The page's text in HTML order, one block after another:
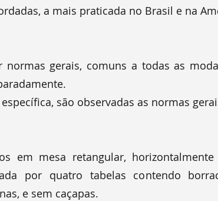
a mais praticada no Brasil e na
normas gerais, comuns a todas as
são observadas as normas
em mesa retangular,
por quatro tabelas contendo
e sem caçapas.